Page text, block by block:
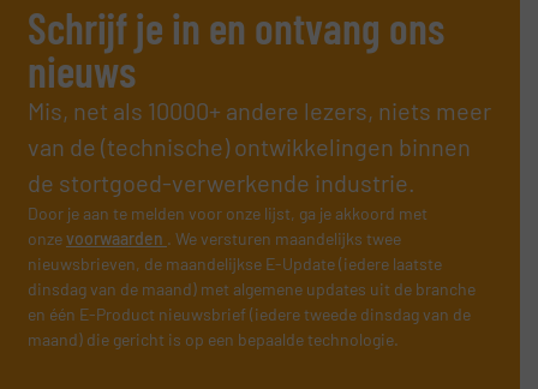
Schrijf je in en ontvang ons
nieuws
Mis, net als 10000+ andere lezers, niets meer
van de (technische) ontwikkelingen binnen
de stortgoed-verwerkende industrie.
Door je aan te melden voor onze lijst, ga je akkoord met
onzevoorwaarden . We versturen maandelijks twee
nieuwsbrieven, de maandelijkse E-Update (iedere laatste
dinsdag van de maand) met algemene updates uit de branche
en één E-Product nieuwsbrief (iedere tweede dinsdag van de
maand) die gericht is op een bepaalde technologie.